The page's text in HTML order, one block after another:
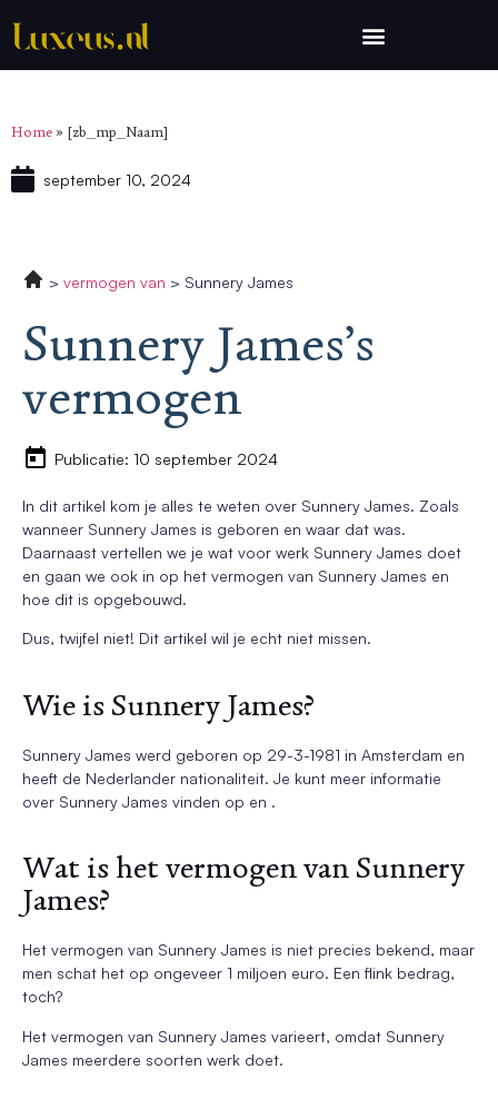
Home » [zb_mp_Naam]
september 10, 2024
vermogen van Sunnery James
Sunnery James’s
vermogen
Publicatie: 10 september 2024
In dit artikel kom je alles te weten over Sunnery James. Zoals
wanneer Sunnery James is geboren en waar dat was.
Daarnaast vertellen we je wat voor werk Sunnery James doet
en gaan we ook in op het vermogen van Sunnery James en
hoe dit is opgebouwd.
Dus, twijfel niet! Dit artikel wil je echt niet missen.
Wie is Sunnery James?
Sunnery James werd geboren op 29-3-1981 in Amsterdam en
heeft de Nederlander nationaliteit. Je kunt meer informatie
over Sunnery James vinden op en .
Wat is het vermogen van Sunnery
James?
Het vermogen van Sunnery James is niet precies bekend, maar
men schat het op ongeveer 1 miljoen euro. Een flink bedrag,
toch?
Het vermogen van Sunnery James varieert, omdat Sunnery
James meerdere soorten werk doet.